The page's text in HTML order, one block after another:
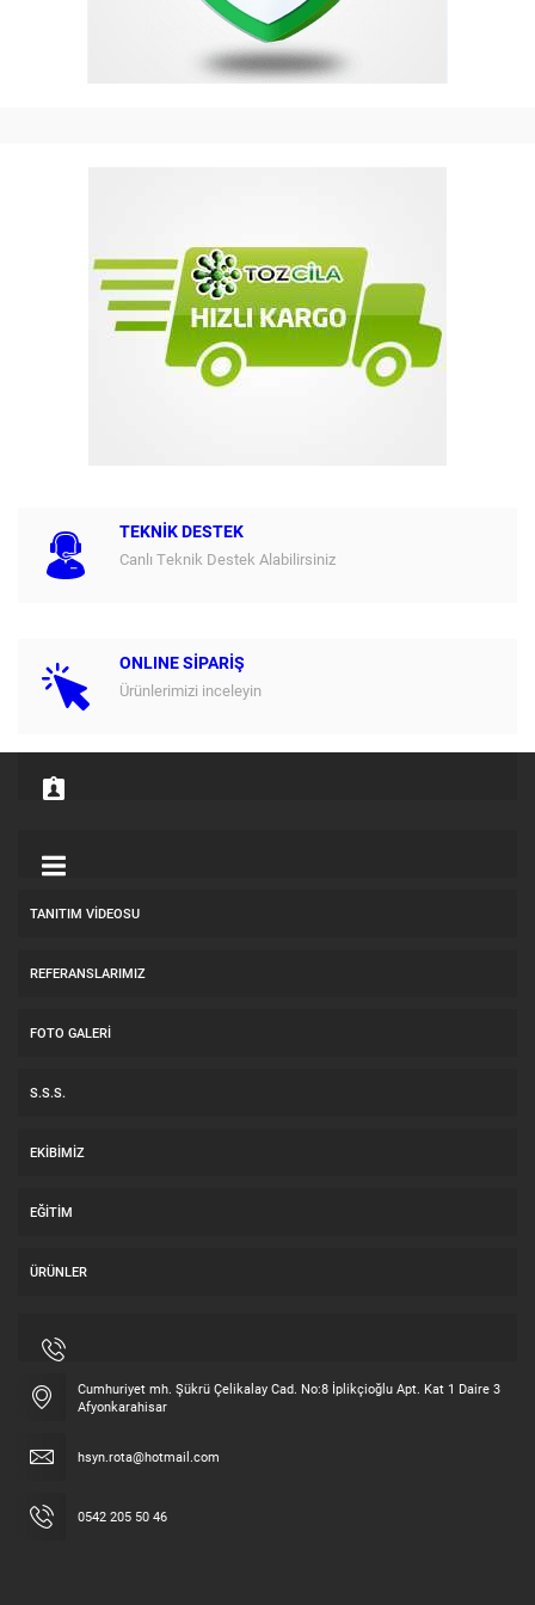
TEKNİK DESTEK
Canlı Teknik Destek Alabilirsiniz
ONLINE SİPARİŞ
Ürünlerimizi inceleyin
TANITIM VIDEOSU
REFERANSLARIMIZ
FOTO GALERI
S.S.S.
EKIBIMIZ
EĞITIM
ÜRÜNLER
Cumhuriyet mh. Şükrü Çelikalay Cad. No:8 İplikçioğlu Apt. Kat 1 Daire 3
Afyonkarahisar
hsyn.rota@hotmail.com
0542 205 50 46